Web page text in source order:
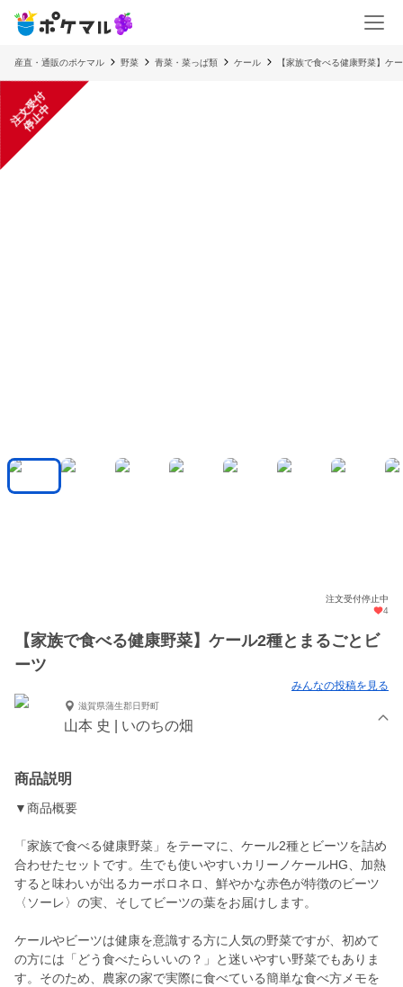
産直・通販のポケマル 野菜 青菜・菜っぱ類 ケール 【家族で食べる健康野菜】ケ
注
文
受
付
停
止
中
注文受付停止中
4
【家族で食べる健康野菜】ケール2種とまるごとビ
ーツ
みんなの投稿を見る
滋賀県蒲生郡日野町
山本 史 | いのちの畑
商品説明
▼商品概要
「家族で食べる健康野菜」をテーマに、ケール2種とビーツを詰め
合わせたセットです。生でも使いやすいカリーノケールHG、加熱
すると味わいが出るカーボロネロ、鮮やかな赤色が特徴のビーツ
〈ソーレ〉の実、そしてビーツの葉をお届けします。
ケールやビーツは健康を意識する方に人気の野菜ですが、初めて
の方には「どう食べたらいいの？」と迷いやすい野菜でもありま
す。そのため、農家の家で実際に食べている簡単な食べ方メモを